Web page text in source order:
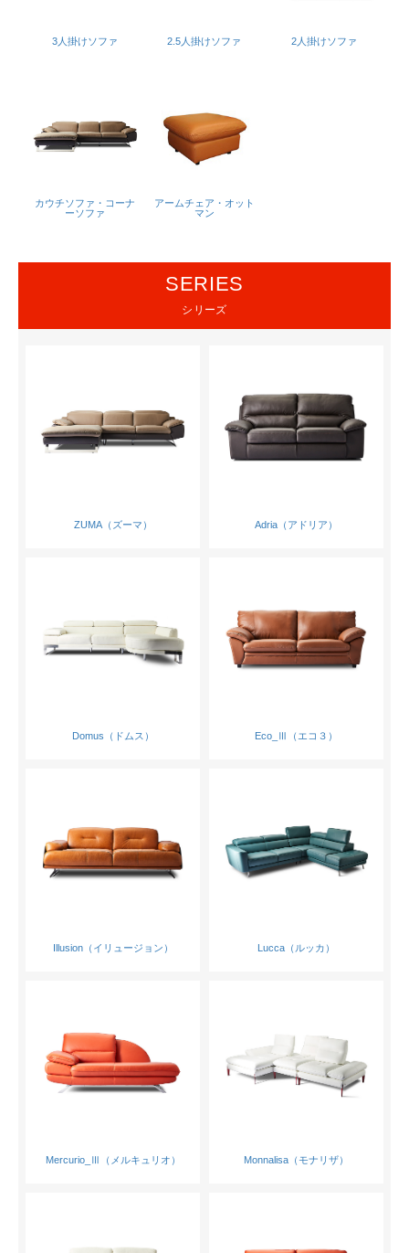
3人掛けソファ 2.5人掛けソファ 2人掛けソファ
カウチソファ・コーナ
ーソファ
アームチェア・オット
マン
SERIES
シリーズ
ZUMA（ズーマ） Adria（アドリア）
Domus（ドムス） Eco_Ⅲ（エコ３）
Illusion（イリュージョン） Lucca（ルッカ）
Mercurio_Ⅲ（メルキュリオ） Monnalisa（モナリザ）